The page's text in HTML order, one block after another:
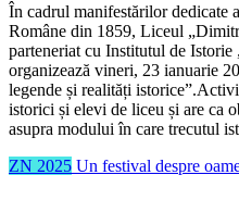
În cadrul manifestărilor
Române din 1859, Liceul
parteneriat cu Institutul de
organizează vineri, 23 ianuarie
legende și realități
istorici și elevi de liceu și are ca
asupra modului în care trecutul
ZN 2025 Un festival despre